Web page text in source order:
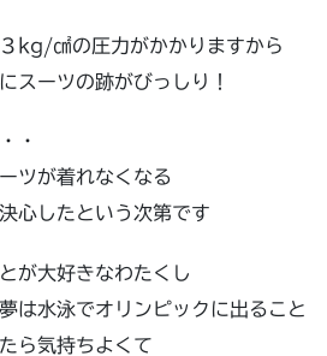
kg/㎠の圧力がかかりますから
スーツの跡がびっしり！
・
ツが着れなくなる
心したという次第です
が大好きなわたくし
は水泳でオリンピックに出ること
ら気持ちよくて